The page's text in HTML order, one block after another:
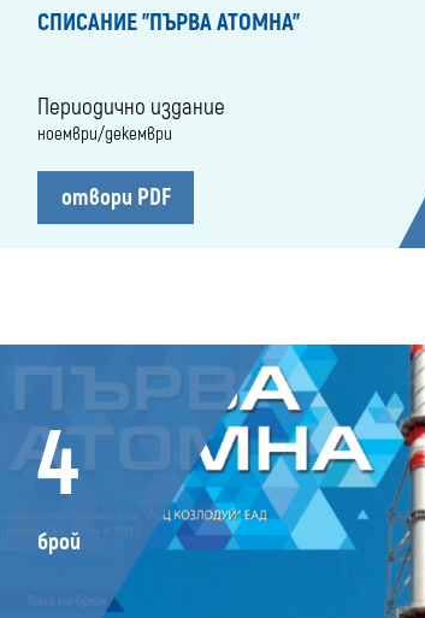
СПИСАНИЕ "ПЪРВА АТОМНА"
Периодично издание
ноември/декември
отвори PDF
4
брой